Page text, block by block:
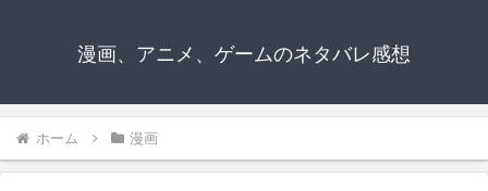
漫画、アニメ、ゲームのネタバレ感想
ホーム 漫画